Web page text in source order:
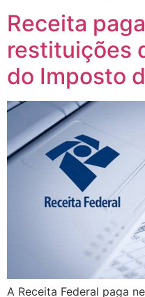
Receita
restituições
do Imposto
A Receita Federal paga